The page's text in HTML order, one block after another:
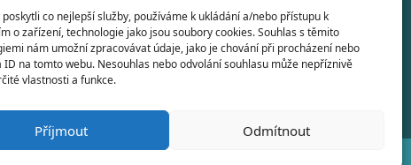
co nejlepší služby, používáme k ukládání a/nebo přístupu k
o zařízení, technologie jako jsou soubory cookies. Souhlas s těmito
nám umožní zpracovávat údaje, jako je chování při procházení nebo
ID na tomto webu. Nesouhlas nebo odvolání souhlasu může nepříznivě
vlastnosti a funkce.
Příjmout Odmítnout
info@gstelc.cz
Telč